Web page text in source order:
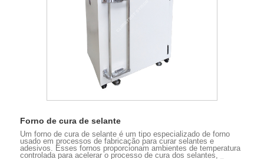
Forno de cura de selante
Um forno de cura de selante é um tipo especializado de forno
usado em processos de fabricação para curar selantes e
adesivos. Esses fornos proporcionam ambientes de temperatura
controlada para acelerar o processo de cura dos selantes,